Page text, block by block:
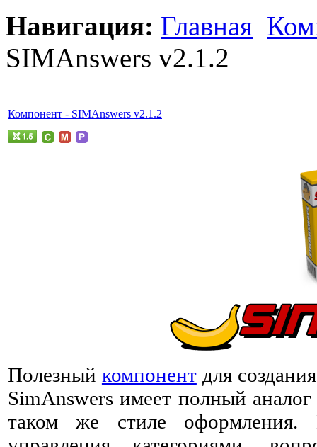
Навигация: Главная
SIMAnswers v2.1.2
Компонент - SIMAnswers v2.1.2
Полезный компонентдля
SimAnswers имеет полный
таком же стиле оформления.